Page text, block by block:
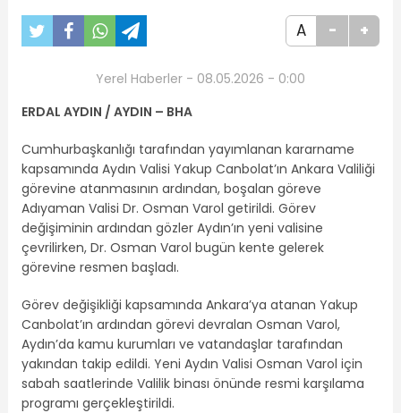
A - +
Yerel Haberler - 08.05.2026 - 0:00
ERDAL AYDIN / AYDIN – BHA
Cumhurbaşkanlığı tarafından yayımlanan kararname
kapsamında Aydın Valisi Yakup Canbolat’ın Ankara Valiliği
görevine atanmasının ardından, boşalan göreve
Adıyaman Valisi Dr. Osman Varol getirildi. Görev
değişiminin ardından gözler Aydın’ın yeni valisine
çevrilirken, Dr. Osman Varol bugün kente gelerek
görevine resmen başladı.
Görev değişikliği kapsamında Ankara’ya atanan Yakup
Canbolat’ın ardından görevi devralan Osman Varol,
Aydın’da kamu kurumları ve vatandaşlar tarafından
yakından takip edildi. Yeni Aydın Valisi Osman Varol için
sabah saatlerinde Valilik binası önünde resmi karşılama
programı gerçekleştirildi.